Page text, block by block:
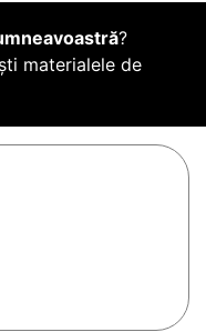
?
materialele de